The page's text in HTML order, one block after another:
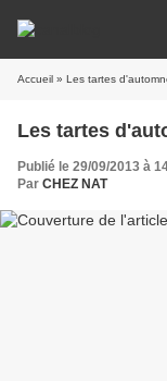
Accueil » Les tartes
Les tartes
Publié le 29/09/2013 à
Par CHEZ NAT